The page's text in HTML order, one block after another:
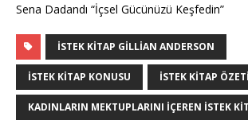
Sena Dadandı “İçsel Gücünüzü Keşfedin”
İSTEK KITAP GILLIAN ANDERSON
ISTEK KITAP KONUSU ISTEK KITAP ÖZETI
KADINLARIN MEKTUPLARINI IÇEREN ISTEK